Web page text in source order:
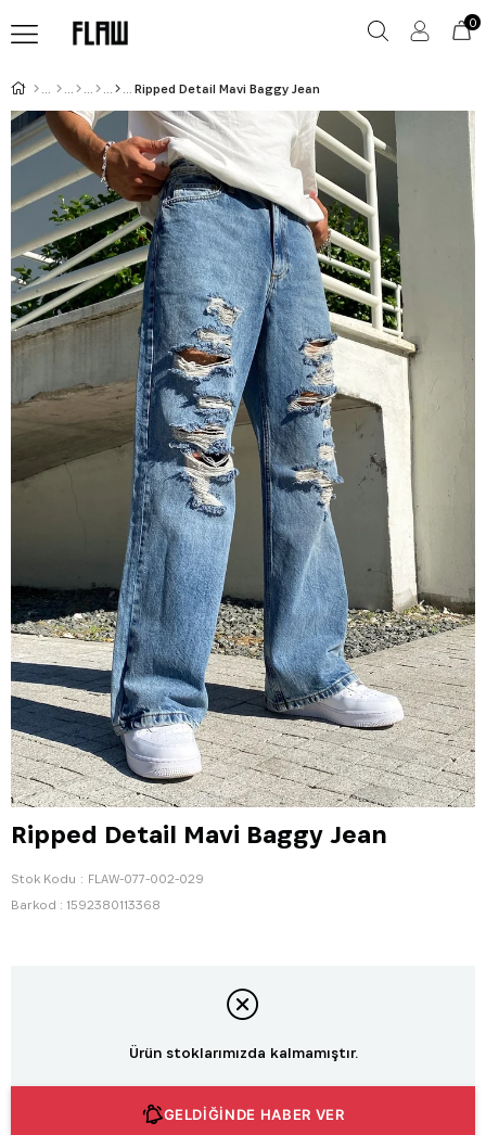
0
Ripped Detail Mavi Baggy Jean
Ripped Detail Mavi Baggy Jean
Stok Kodu
FLAW-077-002-029
Barkod : 1592380113368
Ürün stoklarımızda kalmamıştır.
GELDİĞİNDE HABER VER